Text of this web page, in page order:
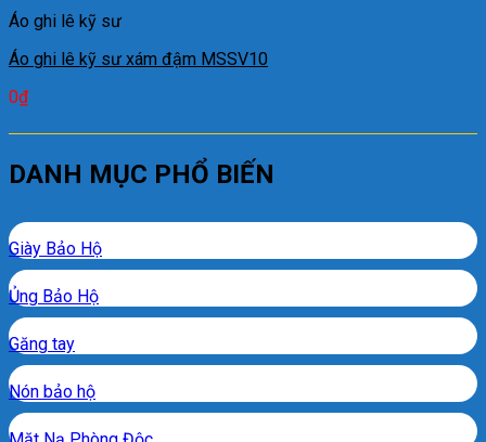
Áo ghi lê kỹ sư
Áo ghi lê kỹ sư xám đậm MSSV10
0₫
DANH MỤC PHỔ BIẾN
Giày Bảo Hộ
Ủng Bảo Hộ
Găng tay
Nón bảo hộ